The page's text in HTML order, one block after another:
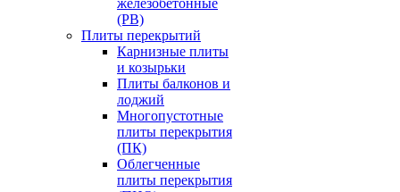
железобетонные
(РВ)
Плиты перекрытий
Карнизные плиты
и козырьки
Плиты балконов и
лоджий
Многопустотные
плиты перекрытия
(ПК)
Облегченные
плиты перекрытия